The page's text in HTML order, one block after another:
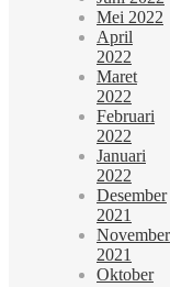
Mei 2022
April
2022
Maret
2022
Februari
2022
Januari
2022
Desember
2021
November
2021
Oktober